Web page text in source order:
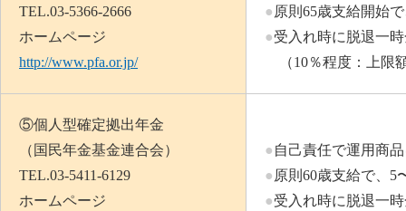
TEL.03-5366-2666
ホームページ
http://www.pfa.or.jp/
● 原則65歳支給開始
●受入れ時に脱退一
（10％程度：上限
⑤個人型確定拠出年金
（国民年金基金連合会）
TEL.03-5411-6129
ホームページ
● 自己責任で運用商
● 原則60歳支給で、5
●受入れ時に脱退一